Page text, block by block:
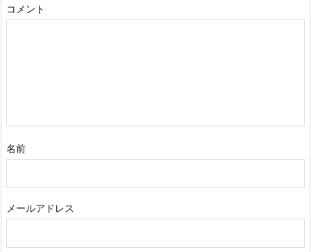
コメント
名前
メールアドレス